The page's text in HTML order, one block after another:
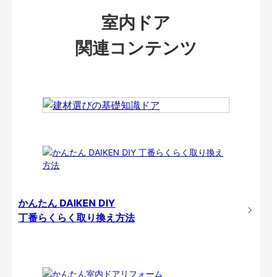
室内ドア
関連コンテンツ
かんたん DAIKEN DIY
丁番らくらく取り換え方法